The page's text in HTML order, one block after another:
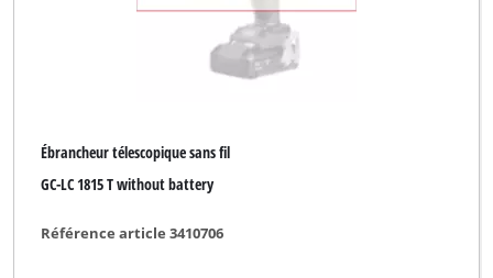
Ébrancheur télescopique sans fil
GC-LC 1815 T without battery
Référence article 3410706